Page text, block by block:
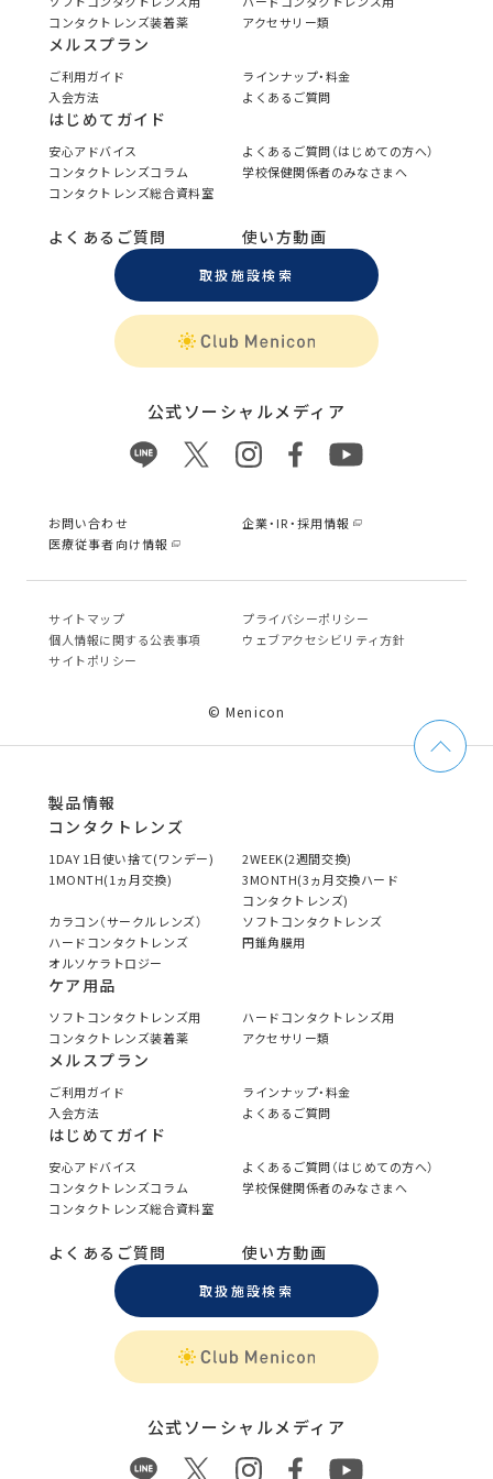
コンタクトレンズ装着薬
アクセサリー類
メルスプラン
ご利用ガイド
ラインナップ・料金
入会方法
よくあるご質問
はじめてガイド
安心アドバイス
よくあるご質問（はじめての方へ）
コンタクトレンズコラム
学校保健関係者のみなさまへ
コンタクトレンズ総合資料室
よくあるご質問 使い方動画
取扱施設検索
公式ソーシャルメディア
お問い合わせ
企業・IR・採用情報
医療従事者向け情報
サイトマップ
プライバシーポリシー
個⼈情報に関する公表事項
ウェブアクセシビリティ方針
サイトポリシー
© Menicon
製品情報
コンタクトレンズ
1DAY 1日使い捨て(ワンデー)
2WEEK(2週間交換)
1MONTH(1ヵ月交換)
3MONTH(3ヵ月交換ハード
コンタクトレンズ)
カラコン（サークルレンズ）
ソフトコンタクトレンズ
ハードコンタクトレンズ
円錐角膜用
オルソケラトロジー
ケア用品
ソフトコンタクトレンズ用
ハードコンタクトレンズ用
コンタクトレンズ装着薬
アクセサリー類
メルスプラン
ご利用ガイド
ラインナップ・料金
入会方法
よくあるご質問
はじめてガイド
安心アドバイス
よくあるご質問（はじめての方へ）
コンタクトレンズコラム
学校保健関係者のみなさまへ
コンタクトレンズ総合資料室
よくあるご質問 使い方動画
取扱施設検索
公式ソーシャルメディア